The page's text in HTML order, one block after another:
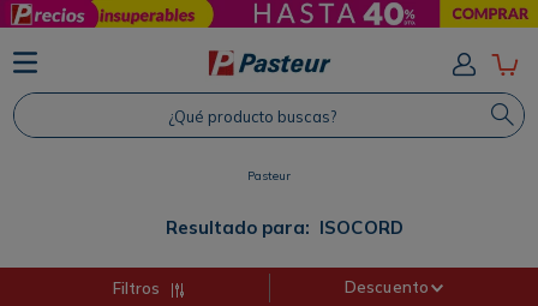
¿Qué producto buscas?
Pasteur
Resultado para: ISOCORD
Filtros Descuento
TÉRMINOS MÁS BUSCADOS
1. Protector Solar
2. Shampoo